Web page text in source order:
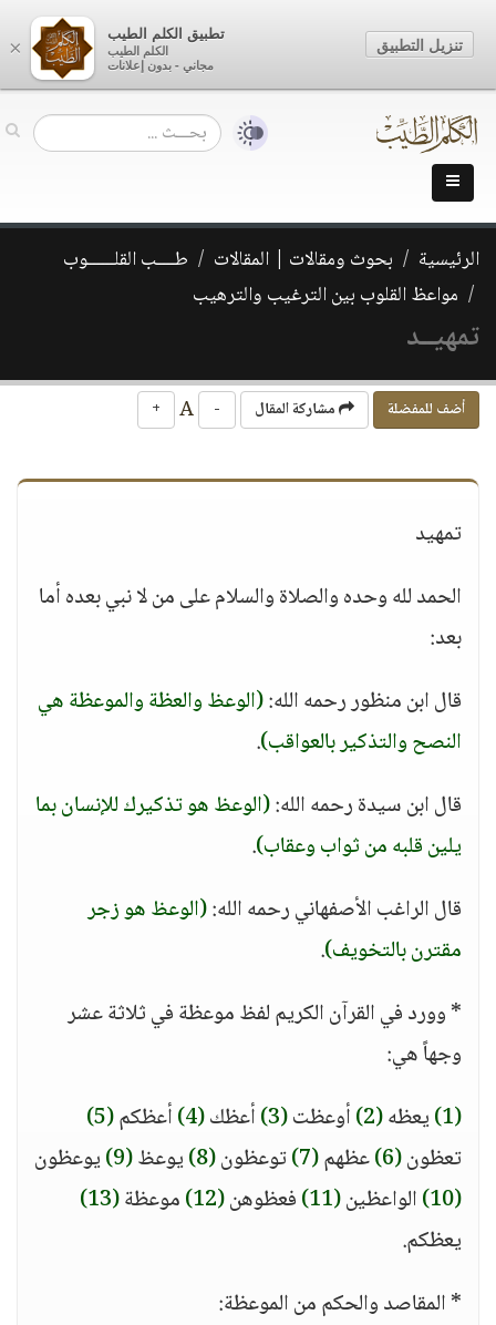
الرئيسية بحوث ومقالات | المقالات
طــــب القلــــــوب
مواعظ القلوب بين الترغيب والترهيب
تمهيــد
أضف للمفضلة مشاركة المقال -
+
تمهيد
الحمد لله وحده والصلاة والسلام على من لا نبي بعده أما
بعد:
قال ابن منظور رحمه الله:(الوعظ والعظة والموعظة هي
النصح والتذكير بالعواقب).
قال ابن سيدة رحمه الله:(الوعظ هو تذكيرك للإنسان بما
يلين قلبه من ثواب وعقاب).
قال الراغب الأصفهاني رحمه الله:(الوعظ هو زجر
مقترن بالتخويف).
* وورد في القرآن الكريم لفظ موعظة في ثلاثة عشر
وجهاً هي:
(1)
يعظه(2) أوعظت(3) أعظك(4) أعظكم(5)
تعظون(6) عظهم(7) توعظون(8) يوعظ(9)
يوعظون
(10)
الواعظين(11) فعظوهن(12) موعظة(13)
يعظكم.
* المقاصد والحكم من الموعظة:
×
تطبيق الكلم الطيب
الكلم الطيب
مجاني - بدون إعلانات
تنزيل التطبيق